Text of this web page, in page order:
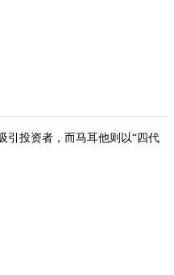
引投资者，而马耳他则以“四代